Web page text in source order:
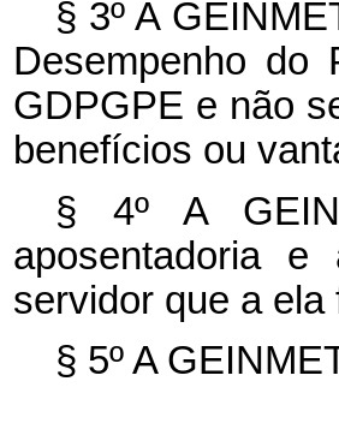
§ 3º A
Desempenho
GDPGPE e não
benefícios ou
§ 4º A
aposentadoria
servidor que a
§ 5º A